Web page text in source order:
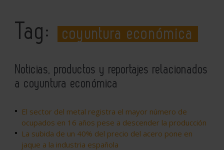
Tag: coyuntura económica
Noticias, productos y reportajes relacionados
a coyuntura económica
El sector del metal registra el mayor número de
ocupados en 16 años pese a descender la producción
La subida de un 40% del precio del acero pone en
jaque a la industria española